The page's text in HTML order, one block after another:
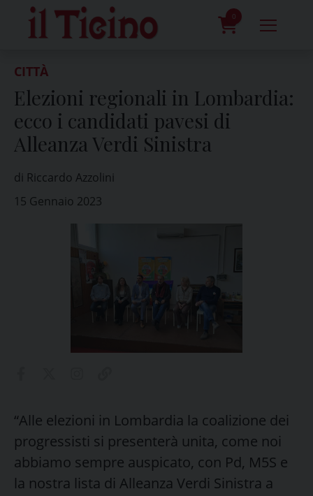
content
0
CITTÀ
Elezioni regionali in Lombardia:
ecco i candidati pavesi di
Alleanza Verdi Sinistra
di Riccardo Azzolini
15 Gennaio 2023
“Alle elezioni in Lombardia la coalizione dei
progressisti si presenterà unita, come noi
abbiamo sempre auspicato, con Pd, M5S e
la nostra lista di Alleanza Verdi Sinistra a